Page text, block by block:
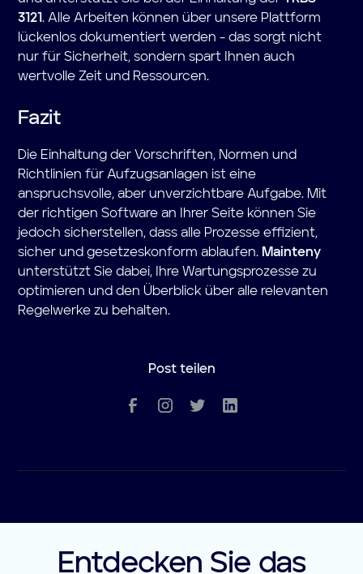
3121. Alle Arbeiten können über unsere Plattform
lückenlos dokumentiert werden - das sorgt nicht
nur für Sicherheit, sondern spart Ihnen auch
wertvolle Zeit und Ressourcen.
Fazit
Die Einhaltung der Vorschriften, Normen und
Richtlinien für Aufzugsanlagen ist eine
anspruchsvolle, aber unverzichtbare Aufgabe. Mit
der richtigen Software an Ihrer Seite können Sie
jedoch sicherstellen, dass alle Prozesse effizient,
sicher und gesetzeskonform ablaufen. Mainteny
unterstützt Sie dabei, Ihre Wartungsprozesse zu
optimieren und den Überblick über alle relevanten
Regelwerke zu behalten.
Post teilen
Entdecken Sie das